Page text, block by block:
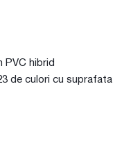
PVC hibrid
de culori cu suprafata